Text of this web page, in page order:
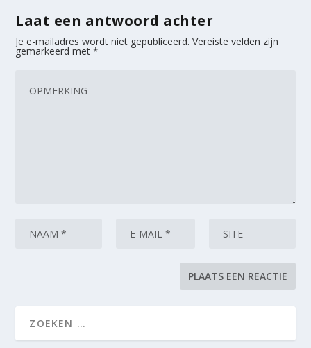
Laat een antwoord achter
Je e-mailadres wordt niet gepubliceerd. Vereiste velden zijn
gemarkeerd met*